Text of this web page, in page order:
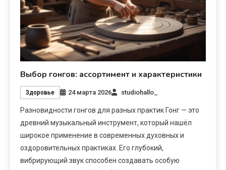
Выбор гонгов: ассортимент и характеристики
Здоровье 24 марта 2026 studiohallo_
Разновидности гонгов для разных практик Гонг — это
древний музыкальный инструмент, который нашёл
широкое применение в современных духовных и
оздоровительных практиках. Его глубокий,
вибрирующий звук способен создавать особую